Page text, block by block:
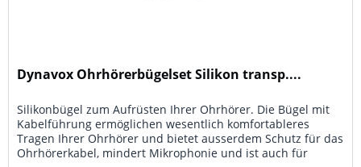
Dynavox Ohrhörerbügelset Silikon transp....
Silikonbügel zum Aufrüsten Ihrer Ohrhörer. Die Bügel mit
Kabelführung ermöglichen wesentlich komfortableres
Tragen Ihrer Ohrhörer und bietet ausserdem Schutz für das
Ohrhörerkabel, mindert Mikrophonie und ist auch für